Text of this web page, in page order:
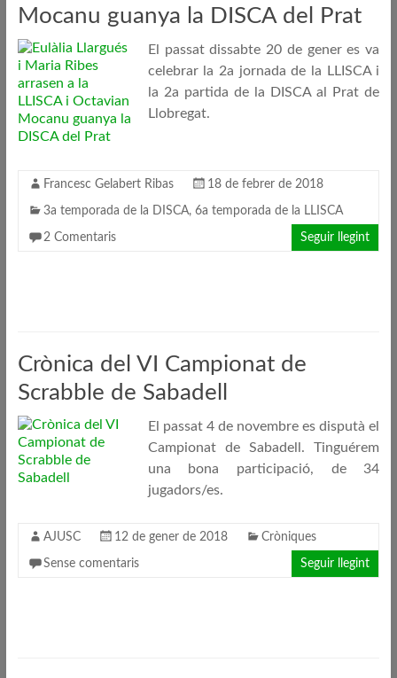
Mocanu guanya la DISCA del Prat
El passat dissabte 20 de gener es va
celebrar la 2a jornada de la LLISCA i
la 2a partida de la DISCA al Prat de
Llobregat.
Francesc Gelabert Ribas 18 de febrer de 2018
3a temporada de la DISCA, 6a temporada de la LLISCA
2 Comentaris Seguir llegint
Crònica del VI Campionat de
Scrabble de Sabadell
El passat 4 de novembre es disputà el
Campionat de Sabadell. Tinguérem
una bona participació, de 34
jugadors/es.
AJUSC 12 de gener de 2018 Cròniques
Sense comentaris Seguir llegint